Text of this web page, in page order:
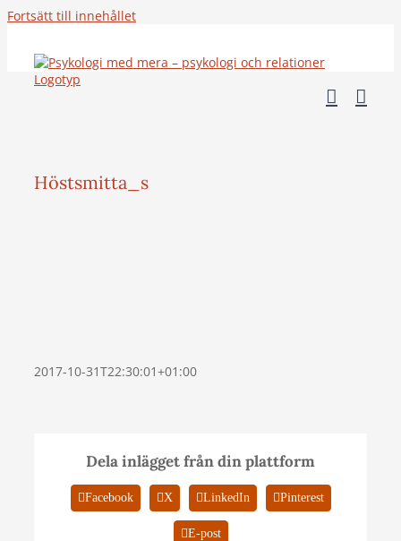
Fortsätt till innehållet
Höstsmitta_s
2017-10-31T22:30:01+01:00
Dela inlägget från din plattform
Facebook X LinkedIn Pinterest
E-post